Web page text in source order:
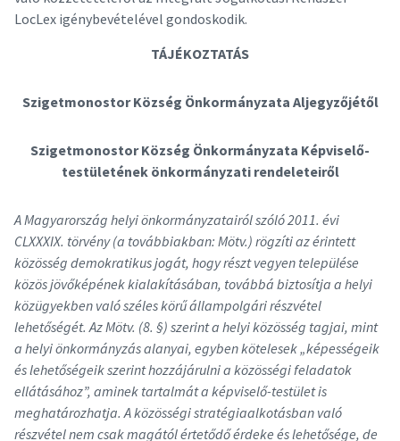
LocLex igénybevételével gondoskodik.
TÁJÉKOZTATÁS
Szigetmonostor Község Önkormányzata Aljegyzőjétől
Szigetmonostor Község Önkormányzata Képviselő-
testületének önkormányzati rendeleteiről
A Magyarország helyi önkormányzatairól szóló 2011. évi
CLXXXIX. törvény (a továbbiakban: Mötv.) rögzíti az érintett
közösség demokratikus jogát, hogy részt vegyen települése
közös jövőképének kialakításában, továbbá biztosítja a helyi
közügyekben való széles körű állampolgári részvétel
lehetőségét. Az Mötv. (8. §) szerint a helyi közösség tagjai, mint
a helyi önkormányzás alanyai, egyben kötelesek „képességeik
és lehetőségeik szerint hozzájárulni a közösségi feladatok
ellátásához”, aminek tartalmát a képviselő-testület is
meghatározhatja. A közösségi stratégiaalkotásban való
részvétel nem csak magától értetődő érdeke és lehetősége, de